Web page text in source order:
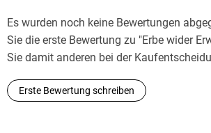
Es wurden noch keine Bewertungen
Sie die erste Bewertung zu "Erbe wider
Sie damit anderen bei der
Erste Bewertung schreiben